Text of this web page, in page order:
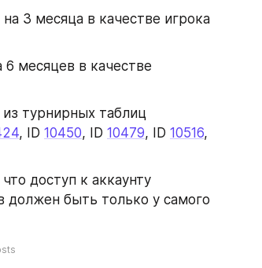
на 3 месяца в качестве игрока
6 месяцев в качестве
турнирных таблиц
, ID 10450, ID 10479, ID 10516,
доступ к аккаунту
должен быть только у самого